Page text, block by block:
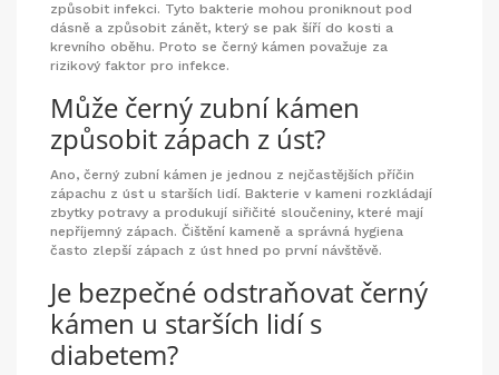
způsobit infekci. Tyto bakterie mohou proniknout pod
dásně a způsobit zánět, který se pak šíří do kosti a
krevního oběhu. Proto se černý kámen považuje za
rizikový faktor pro infekce.
Může černý zubní kámen
způsobit zápach z úst?
Ano, černý zubní kámen je jednou z nejčastějších příčin
zápachu z úst u starších lidí. Bakterie v kameni rozkládají
zbytky potravy a produkují siřičité sloučeniny, které mají
nepříjemný zápach. Čištění kameně a správná hygiena
často zlepší zápach z úst hned po první návštěvě.
Je bezpečné odstraňovat černý
kámen u starších lidí s
diabetem?